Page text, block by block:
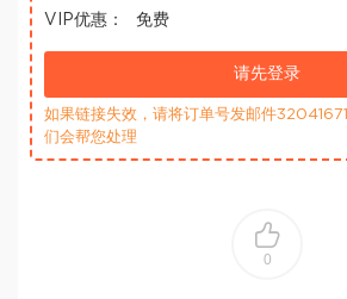
VIP优惠：
免费
请先登录
如果链接失效，请将订单号发邮件
们会帮您处理
0